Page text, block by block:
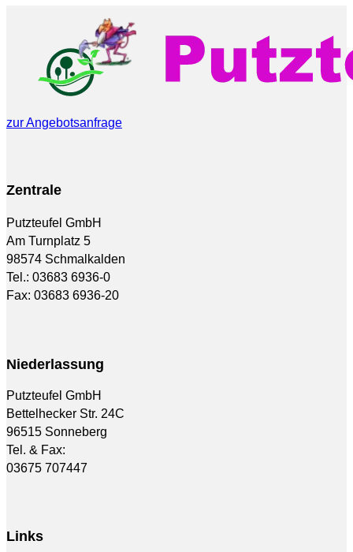
zur Angebotsanfrage
Zentrale
Putzteufel GmbH
Am Turnplatz 5
98574 Schmalkalden
Tel.: 03683 6936-0
Fax: 03683 6936-20
Niederlassung
Putzteufel GmbH
Bettelhecker Str. 24C
96515 Sonneberg
Tel. & Fax:
03675 707447
Links